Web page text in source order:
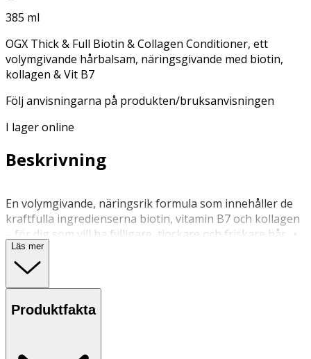
385 ml
OGX Thick & Full Biotin & Collagen Conditioner, ett
volymgivande hårbalsam, näringsgivande med biotin,
kollagen & Vit B7
Följ anvisningarna på produkten/bruksanvisningen
I lager online
Beskrivning
En volymgivande, näringsrik formula som innehåller de
kraftfulla ingredienserna biotin, vitamin B7 och kollagen
– för dig som vill ha fylligare, tjockare och friskare hår. •
Conditioner för fint hår med tunna hårstrån • Håret
känns tjockare och fylligare • Innehållande biotin och
frizz samt vårdar ditt hår och hårbotten på djupet •
Vegansk
Läs mer
Produktfakta